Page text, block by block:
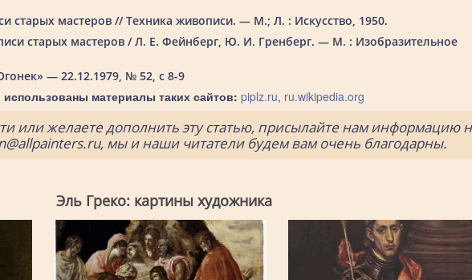
старых мастеров // Техника живописи. — М.; Л. : Искусство, 1950.
старых мастеров / Л. Е. Фейнберг, Ю. И. Гренберг. — М. : Изобразительное
— 22.12.1979, № 52, с 8-9
материалы таких сайтов: piplz.ru, ru.wikipedia.org
или желаете дополнить эту статью, присылайте нам информацию
мы и наши читатели будем вам очень благодарны.
Эль Греко: картины художника